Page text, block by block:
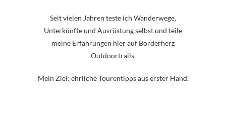
Seit vielen Jahren teste ich Wanderwege,
Unterkünfte und Ausrüstung selbst und teile
meine Erfahrungen hier auf Borderherz
Outdoortrails.
Mein Ziel: ehrliche Tourentipps aus erster Hand.